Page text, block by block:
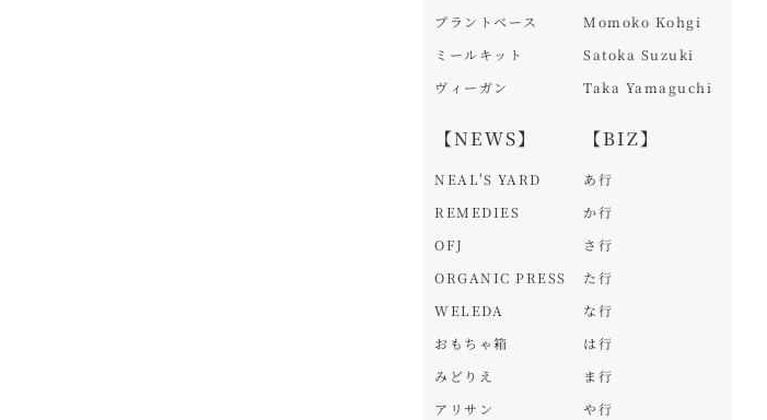
プラントベース
ミールキット
ヴィーガン
【NEWS】
NEAL'S YARD
REMEDIES
OFJ
ORGANIC PRESS
WELEDA
おもちゃ箱
みどりえ
アリサン
Momoko Kohgi
Satoka Suzuki
Taka Yamaguchi
【BIZ】
あ行
か行
さ行
た行
な行
は行
ま行
や行